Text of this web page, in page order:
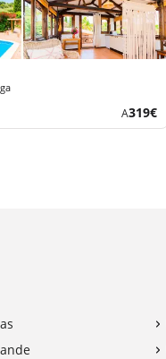
AÚj
ár
319€